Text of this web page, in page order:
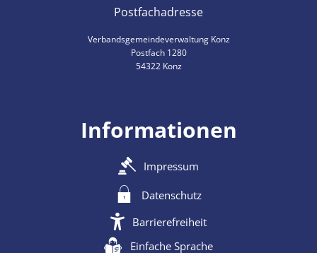
Postfachadresse
Verbandsgemeindeverwaltung Konz
Postfach 1280
54322 Konz
Informationen
Impressum
Datenschutz
Barrierefreiheit
Einfache Sprache